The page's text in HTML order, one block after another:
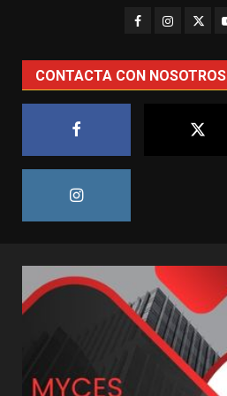
CONTACTA CON NOSOTROS